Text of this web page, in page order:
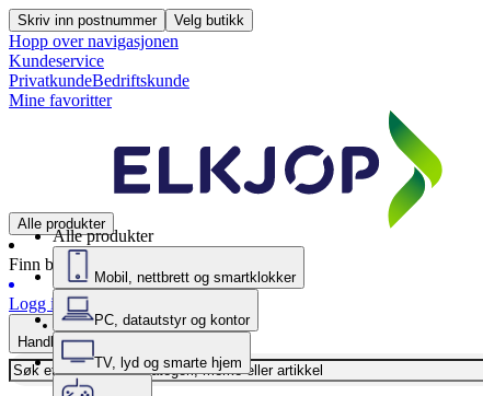
Skriv inn postnummer Velg butikk
Hopp over navigasjonen
Kundeservice
PrivatkundeBedriftskunde
Mine favoritter
Alle produkter
Finn butikk
Logg inn
Handlekurv
Alle produkter
Mobil, nettbrett og smartklokker
PC, datautstyr og kontor
TV, lyd og smarte hjem